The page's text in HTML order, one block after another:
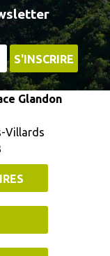
Glandon
Villards